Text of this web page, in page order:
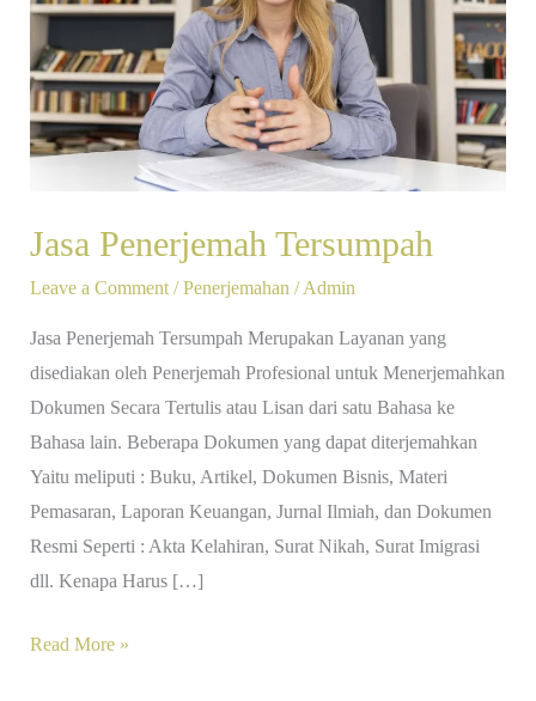
Jasa Penerjemah Tersumpah
Leave a Comment /Penerjemahan /Admin
Jasa Penerjemah Tersumpah Merupakan Layanan yang
disediakan oleh Penerjemah Profesional untuk Menerjemahkan
Dokumen Secara Tertulis atau Lisan dari satu Bahasa ke
Bahasa lain. Beberapa Dokumen yang dapat diterjemahkan
Yaitu meliputi : Buku, Artikel, Dokumen Bisnis, Materi
Pemasaran, Laporan Keuangan, Jurnal Ilmiah, dan Dokumen
Resmi Seperti : Akta Kelahiran, Surat Nikah, Surat Imigrasi
dll. Kenapa Harus […]
Read More »